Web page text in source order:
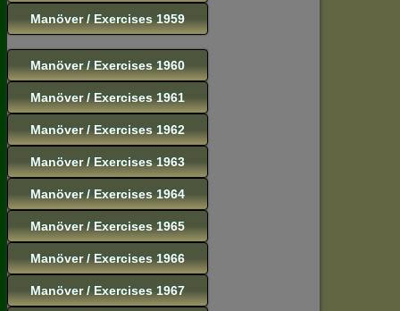
Manöver / Exercises 1959
Manöver / Exercises 1960
Manöver / Exercises 1961
Manöver / Exercises 1962
Manöver / Exercises 1963
Manöver / Exercises 1964
Manöver / Exercises 1965
Manöver / Exercises 1966
Manöver / Exercises 1967